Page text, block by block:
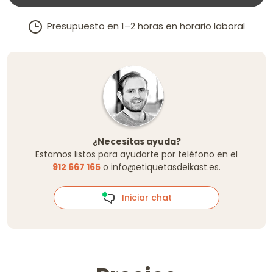
Presupuesto en 1–2 horas en horario laboral
¿Necesitas ayuda?
Estamos listos para ayudarte por teléfono en el
912 667 165 o info@etiquetasdeikast.es.
Iniciar chat